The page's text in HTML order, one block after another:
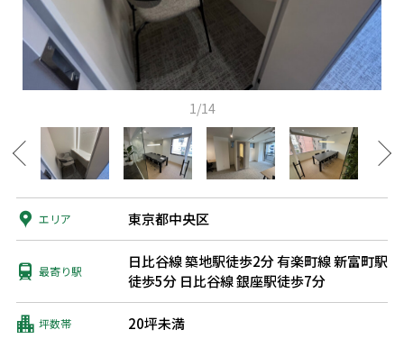
1/14
エリア 東京都中央区
最寄り駅
日比谷線 築地駅徒歩2分有楽町線 新富町駅
徒歩5分日比谷線 銀座駅徒歩7分
坪数帯 20坪未満